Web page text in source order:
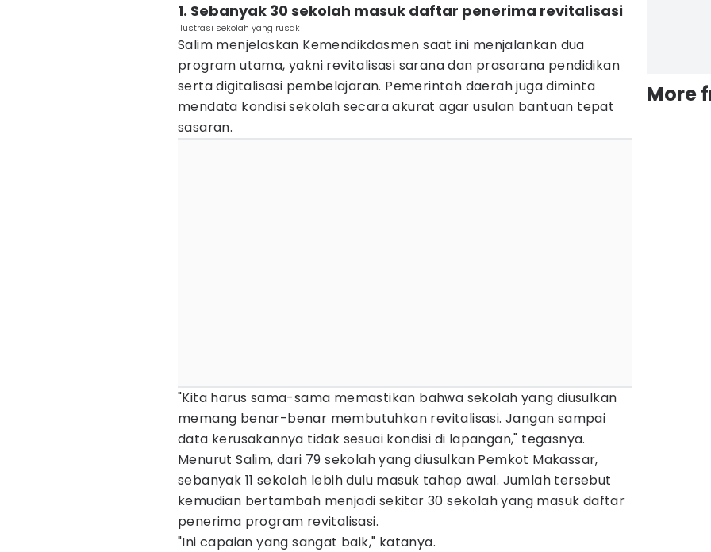
1. Sebanyak 30 sekolah masuk daftar penerima revitalisasi
Ilustrasi sekolah yang rusak
Salim menjelaskan Kemendikdasmen saat ini menjalankan dua
program utama, yakni revitalisasi sarana dan prasarana pendidikan
serta digitalisasi pembelajaran. Pemerintah daerah juga diminta
mendata kondisi sekolah secara akurat agar usulan bantuan tepat
sasaran.
"Kita harus sama-sama memastikan bahwa sekolah yang diusulkan
memang benar-benar membutuhkan revitalisasi. Jangan sampai
data kerusakannya tidak sesuai kondisi di lapangan," tegasnya.
Menurut Salim, dari 79 sekolah yang diusulkan Pemkot Makassar,
sebanyak 11 sekolah lebih dulu masuk tahap awal. Jumlah tersebut
kemudian bertambah menjadi sekitar 30 sekolah yang masuk daftar
penerima program revitalisasi.
"Ini capaian yang sangat baik," katanya.
More